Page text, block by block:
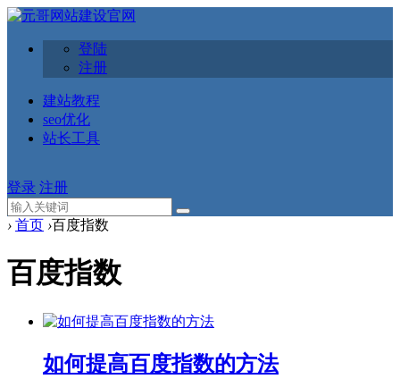
登陆
注册
建站教程
seo优化
站长工具
登录 注册
› 首页 ›百度指数​
百度指数​
如何提高百度指数的方法